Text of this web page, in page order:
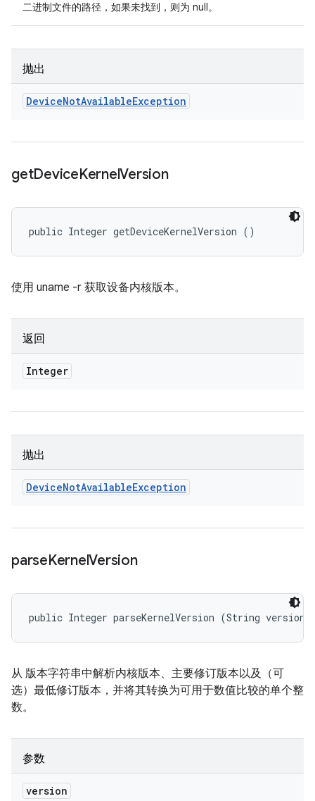
二进制文件的路径，如果未找到，则为 null。
抛出
DeviceNotAvailableException
getDeviceKernelVersion
public Integer getDeviceKernelVersion ()
使用 uname -r 获取设备内核版本。
返回
Integer
抛出
DeviceNotAvailableException
parseKernelVersion
public Integer parseKernelVersion (String version)
从 版本字符串中解析内核版本、主要修订版本以及（可
选）最低修订版本，并将其转换为可用于数值比较的单个整
数。
参数
version